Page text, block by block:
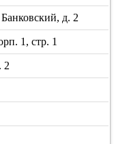
д. 2
1, стр. 1
2